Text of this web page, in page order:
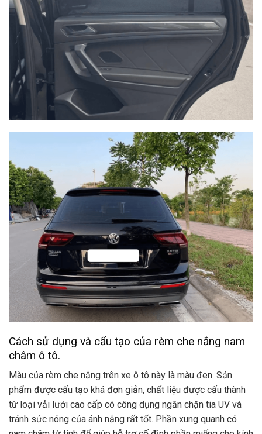
Cách sử dụng và cấu tạo của rèm che nắng nam
châm ô tô.
Màu của rèm che nắng trên xe ô tô này là màu đen. Sản
phẩm được cấu tạo khá đơn giản, chất liệu được cấu thành
từ loại vải lưới cao cấp có công dụng ngăn chặn tia UV và
tránh sức nóng của ánh nắng rất tốt. Phần xung quanh có